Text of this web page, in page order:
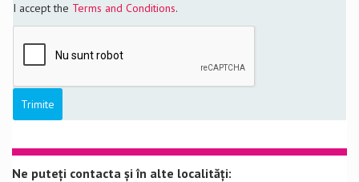
I accept the Terms and Conditions.
Ne puteți contacta și în alte localități: